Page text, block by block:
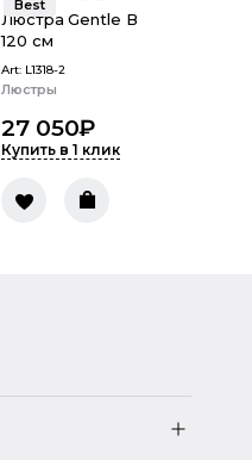
Best
Люстра Gentle В
120 см
Art: L1318-2
Люстры
27 050₽
Купить в 1 клик